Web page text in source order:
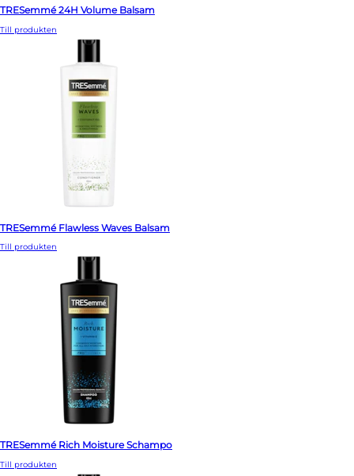
TRESemmé 24H Volume Balsam
Till produkten
TRESemmé Flawless Waves Balsam
Till produkten
TRESemmé Rich Moisture Schampo
Till produkten